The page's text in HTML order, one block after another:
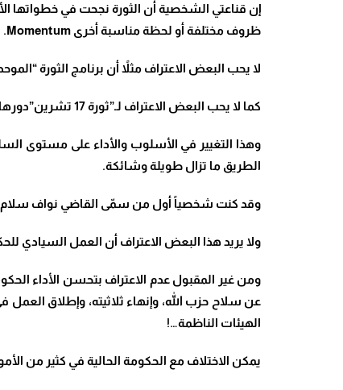
إن قناعتي الشخصية أن الثورة نجحت في خطواتها
ظروف مختلفة أو لحظة مناسبة أخرى
لا يحب البعض الاعتراف مثلاً أن برنامج الثورة
كما لا يحب البعض الاعتراف لـ”ثورة 17 تشرين”دورها في وصول الرئيس نواف سلام إلى رئاسة الحكومة
الطريق ما تزال طويلة وشائكة.
وقد كنت شخصياً أول من سمّى القاضي نواف سلام
ولا يريد هذا البعض الاعتراف أن العمل السيادي
ومن غير المقبول عدم الاعتراف بتحسن الأداء
عن سلاح حزب الله، وإنهاء ثلاثيته، وإطلاق العمل
الهيئات الناظمة…!
يمكن الاختلاف مع الحكومة الحالية في كثير من